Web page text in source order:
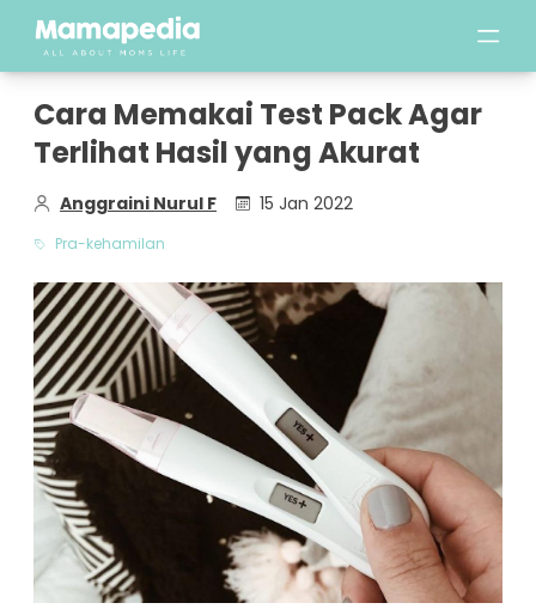
Cara Memakai Test Pack Agar
Terlihat Hasil yang Akurat
Anggraini Nurul F 15 Jan 2022
Pra-kehamilan